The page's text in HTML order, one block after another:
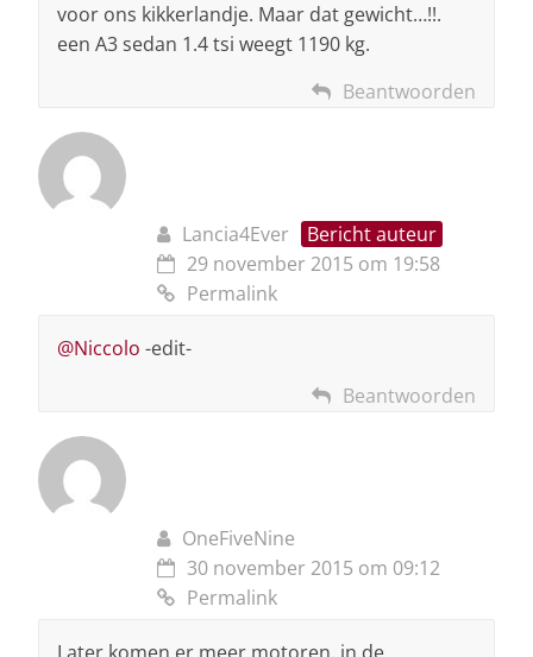
voor ons kikkerlandje. Maar dat gewicht…!!.
een A3 sedan 1.4 tsi weegt 1190 kg.
Beantwoorden
Lancia4Ever
Bericht auteur
29 november 2015 om 19:58
Permalink
@Niccolo -edit-
Beantwoorden
OneFiveNine
30 november 2015 om 09:12
Permalink